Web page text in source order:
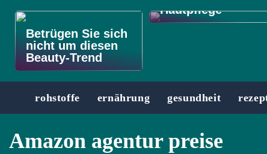
Betrügen Sie sich
nicht um diesen
Beauty-Trend
Hautpflege
rohstoffe ernährung gesundheit
Amazon agentur preise